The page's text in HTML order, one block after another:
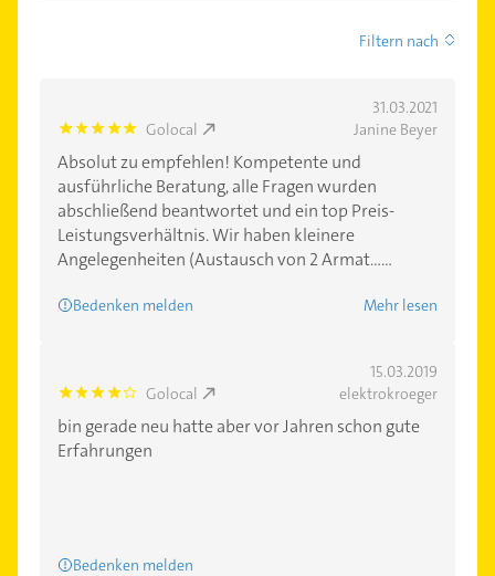
Filtern nach
31.03.2021
5.0 Golocal Janine Beyer
Absolut zu empfehlen! Kompetente und
ausführliche Beratung, alle Fragen wurden
abschließend beantwortet und ein top Preis-
Leistungsverhältnis. Wir haben kleinere
Angelegenheiten (Austausch von 2 Armat......
Bedenken melden Mehr lesen
15.03.2019
4.0 Golocal elektrokroeger
bin gerade neu hatte aber vor Jahren schon gute
Erfahrungen
Bedenken melden